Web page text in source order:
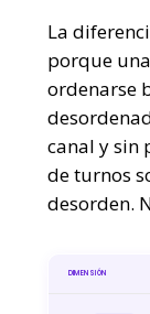
La
porque
ordenarse
canal y sin
de turnos
desorden.
DIMENSIÓN